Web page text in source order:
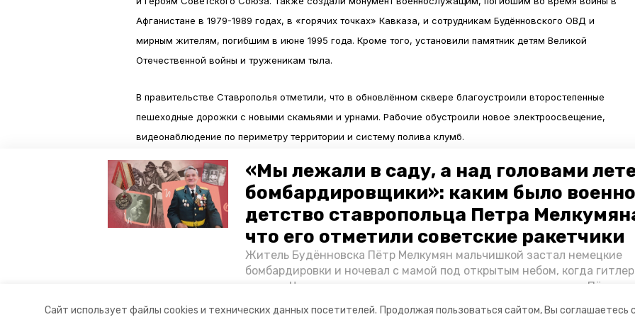
Сайт использует файлы cookies и технических данных посетителей. Продолжая пользоваться сайтом, Вы соглашаетесь с
«Мы лежали в саду, а над головами
бомбардировщики»: каким было
детство ставропольца Петра
что его отметили советские ракетчики
Житель Будённовска Пётр Мелкумян мальчишкой застал немецкие
бомбардировки и ночевал с мамой под открытым небом, когда
их дом. Чем запомнились эти дни, как выживали после и чем Пётр
Афганистане в 1979-1989 годах, в «горячих точках» Кавказа, и сотрудникам Будённовского ОВД и
мирным жителям, погибшим в июне 1995 года. Кроме того, установили памятник детям Великой
Отечественной войны и труженикам тыла.
В правительстве Ставрополья отметили, что в обновлённом сквере благоустроили второстепенные
пешеходные дорожки с новыми скамьями и урнами. Рабочие обустроили новое электроосвещение,
видеонаблюдение по периметру территории и систему полива клумб.
Ранее по поручению губернатора Владимира Владимирова прошли работы по приведению в порядок
памятников и мемориальных комплексов в память о погибших в прошедших войнах. В 2019 году в
Будённовске завершили благоустройство Парка имени 200-летия, а в 2020 – закончили обновление
Парка имени Борцов Революции.